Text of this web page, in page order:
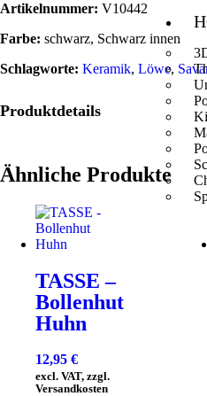
Artikelnummer: V10442
Farbe: schwarz, Schwarz innen
Schlagworte: Keramik, Löwe,
Produktdetails
Ähnliche Produkte
TASSE –
Bollenhut
Huhn
12,95 €
excl. VAT, zzgl.
Versandkosten